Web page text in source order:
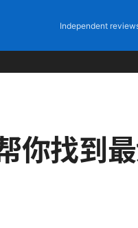
Independent
你找到